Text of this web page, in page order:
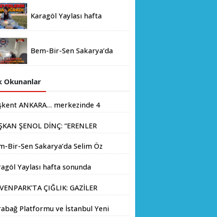
Karagöl Yaylası hafta
akınına uğradı
Bem-Bir-Sen Sakarya’da
Adaylığını Açıkladı
Okunanlar
ANKARA… merkezinde 4
ŞENOL DİNÇ: “ERENLER
Bir-Sen Sakarya’da Selim Öz
Yaylası hafta sonunda
ÇIĞLIK: GAZİLER
Platformu ve İstanbul Yeni